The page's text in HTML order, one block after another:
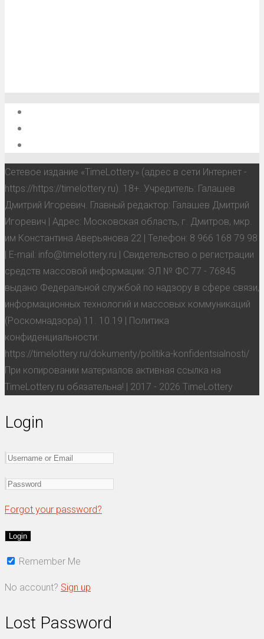
Сетевое издание «TimeLottery» (адрес в сети Интернет -
https://https://timelottery.ru). 18+. Учредитель: Галашев
Дмитрий Игоревич. Главный редактор: Галашев Дмитрий
Игоревич | Адрес: Московская область, г. Дмитров, мкр.
им Константина Аверьянова 22 | Телефон: 8 966 168 79 98
| E-mail: info@timelottery.ru | Свидетельство о регистрации
средств массовой информации: ЭЛ № ФС 77 - 76845
выдано Федеральной службой по надзору в сфере связи,
информационных технологий и массовых коммуникаций
(Роскомнадзора) 11. 10.19 | Политика
конфиденциальности:
https://timelottery.ru/dokumenty/politika-konfidentsialnosti/
При копировании материалов активная ссылка на
TimeLottery.ru обязательна! | 2017 - 2026 TimeLottery
Login
Forgot your password?
Remember Me
No account? Sign up
Lost Password